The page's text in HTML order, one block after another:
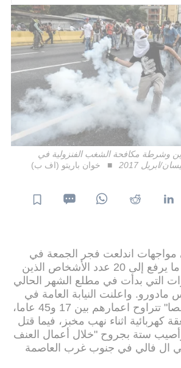
وشرطة مكافحة الشغب الفنزولية في
خوان باريتو (اف ب)
في مواجهات اندلعت فجر الجمعة في
العاصمة كراكاس، ما يرفع إلى 20 عدد الأشخاص الذين
التي بدأت في مطلع الشهر الحالي
مادورو. واعلنت النيابة العامة في
بيان "مقتل 11 شخصا" تتراوح اعمارهم بين 17 و45 عاما،
اثناء نهب مخبز، فيما قتل
ستة بجروح "خلال أعمال العنف
ال فالي في جنوب غرب العاصمة